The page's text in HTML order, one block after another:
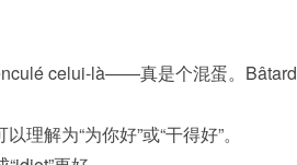
celui-là——真是个混蛋。Bâtard
解为“为你好”或“干得好”。